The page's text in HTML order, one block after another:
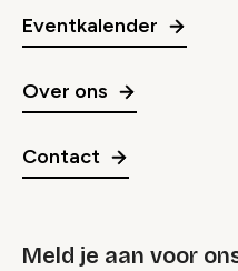
Eventkalender
Over ons
Contact
Meld je aan voor